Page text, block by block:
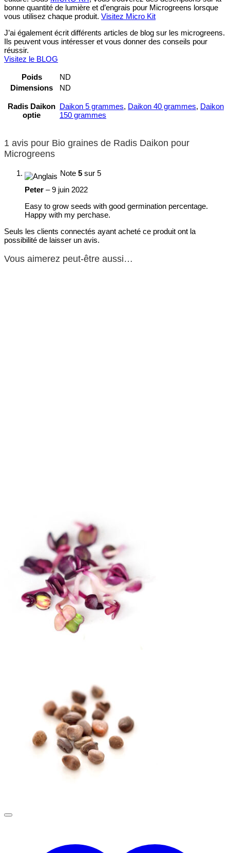
bonne quantité de lumière et d’engrais pour Microgreens lorsque
vous utilisez chaque produit. Visitez Micro Kit
J’ai également écrit différents articles de blog sur les microgreens.
Ils peuvent vous intéresser et vous donner des conseils pour
réussir.
Visitez le BLOG
Poids
ND
Dimensions
ND
Radis Daikon
optie
Daikon 5 grammes, Daikon 40 grammes, Daikon
150 grammes
1 avis pour Bio graines de Radis Daikon pour
Microgreens
Note 5 sur 5
Peter – 9 juin 2022
Easy to grow seeds with good germination percentage.
Happy with my perchase.
Seuls les clients connectés ayant acheté ce produit ont la
possibilité de laisser un avis.
Vous aimerez peut-être aussi…